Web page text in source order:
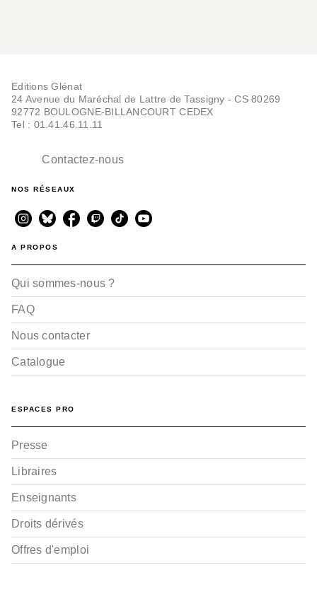
Editions Glénat
24 Avenue du Maréchal de Lattre de Tassigny - CS 80269
92772 BOULOGNE-BILLANCOURT CEDEX
Tel : 01.41.46.11.11
Contactez-nous
NOS RÉSEAUX
A PROPOS
Qui sommes-nous ?
FAQ
Nous contacter
Catalogue
ESPACES PRO
Presse
Libraires
Enseignants
Droits dérivés
Offres d'emploi